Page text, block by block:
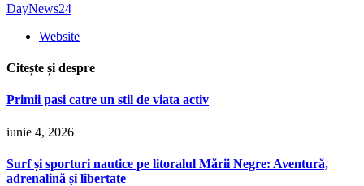
DayNews24
Website
Citește și despre
Primii pasi catre un stil de viata activ
iunie 4, 2026
Surf și sporturi nautice pe litoralul Mării Negre: Aventură,
adrenalină și libertate